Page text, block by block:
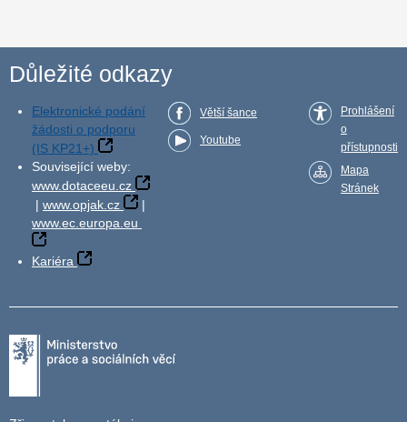
Důležité odkazy
Elektronické podání
žádosti o podporu
(IS KP21+)
Související weby:
www.dotaceeu.cz
| www.opjak.cz
|
www.ec.europa.eu
Kariéra
Větší šance
Youtube
Prohlášení
o
přístupnosti
Mapa
Stránek